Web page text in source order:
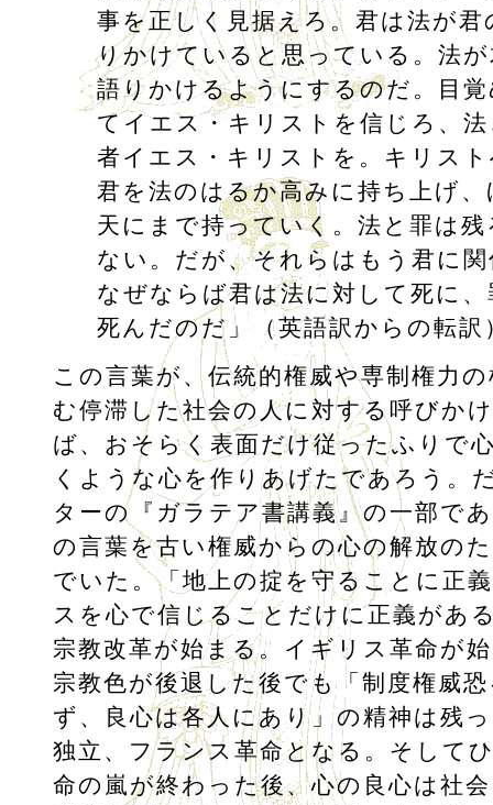
事を正しく見据えろ。君は法が君
りかけていると思っている。法
語りかけるようにするのだ。目
てイエス・キリストを信じろ、
者イエス・キリストを。キリス
君を法のはるか高みに持ち上げ
天にまで持っていく。法と罪は
ない。だが、それらはもう君に
なぜならば君は法に対して死に
死んだのだ」（英語訳からの転訳
この言葉が、伝統的権威や専制権力
む停滞した社会の人に対する呼びか
ば、おそらく表面だけ従ったふりで
くような心を作りあげたであろう。
ターの『ガラテア書講義』の一部で
の言葉を古い権威からの心の解放の
でいた。「地上の掟を守ることに正
スを心で信じることだけに正義があ
宗教改革が始まる。イギリス革命が
宗教色が後退した後でも「制度権威
ず、良心は各人にあり」の精神は残
独立、フランス革命となる。そして
命の嵐が終わった後、心の良心は社